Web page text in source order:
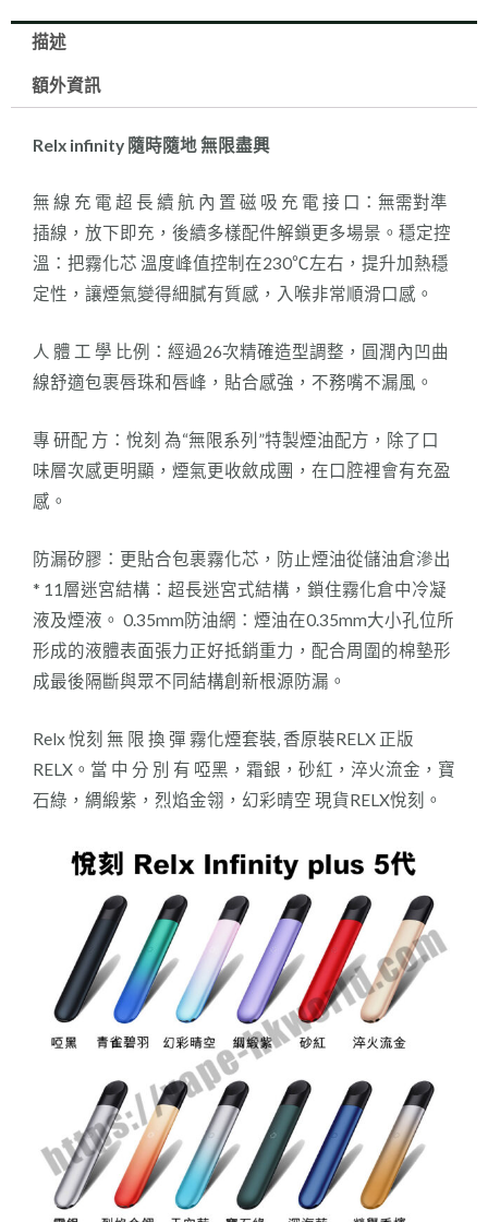
描述
額外資訊
Relx infinity 隨時隨地 無限盡興
無 線 充 電 超 長 續 航 內 置 磁 吸 充 電 接 口：無需對準
插線，放下即充，後續多樣配件解鎖更多場景。穩定控
溫：把霧化芯 溫度峰值控制在230℃左右，提升加熱穩
定性，讓煙氣變得細膩有質感，入喉非常順滑口感。
人 體 工 學 比例：經過26次精確造型調整，圓潤內凹曲
線舒適包裹唇珠和唇峰，貼合感強，不務嘴不漏風。
專 研配 方：悅刻 為“無限系列”特製煙油配方，除了口
味層次感更明顯，煙氣更收斂成團，在口腔裡會有充盈
感。
防漏矽膠：更貼合包裹霧化芯，防止煙油從儲油倉滲出
* 11層迷宮結構：超長迷宮式結構，鎖住霧化倉中冷凝
液及煙液。 0.35mm防油網：煙油在0.35mm大小孔位所
形成的液體表面張力正好抵銷重力，配合周圍的棉墊形
成最後隔斷與眾不同結構創新根源防漏。
Relx 悅刻 無 限 換 彈 霧化煙套裝, 香原裝RELX 正版
RELX。當 中 分 別 有 啞黑，霜銀，砂紅，淬火流金，寶
石綠，綢緞紫，烈焰金翎，幻彩晴空 現貨RELX悅刻。